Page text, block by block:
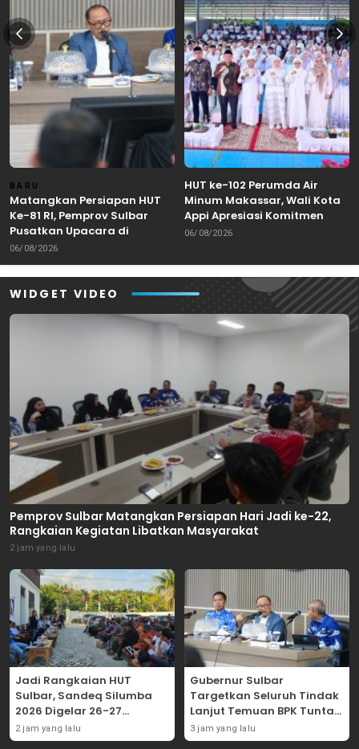
BARU
Matangkan Persiapan HUT
Ke-81 RI, Pemprov Sulbar
Pusatkan Upacara di
Lapangan Ahmad Kirang
Mamuju
06/08/2026
HUT ke-102 Perumda Air
Minum Makassar, Wali Kota
Appi Apresiasi Komitmen
Tingkatkan Pelayanan Air
06/08/2026
WIDGET VIDEO
Pemprov Sulbar Matangkan Persiapan Hari Jadi ke-22,
Rangkaian Kegiatan Libatkan Masyarakat
2 jam yang lalu
Jadi Rangkaian HUT
Sulbar, Sandeq Silumba
2026 Digelar 26-27
September
2 jam yang lalu
Gubernur Sulbar
Targetkan Seluruh Tindak
Lanjut Temuan BPK Tuntas
11 Agustus 2026
3 jam yang lalu